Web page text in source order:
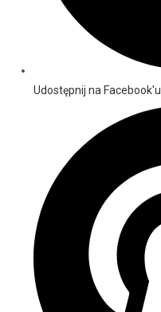
Udostępnij na Facebook'u